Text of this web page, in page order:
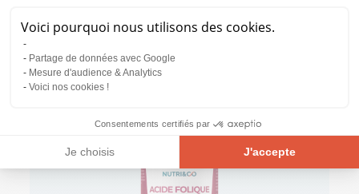
Voici pourquoi nous utilisons des cookies.
Partage de données avec Google
Mesure d'audience & Analytics
Voici nos cookies !
Consentements certifiés par
Je choisis J'accepte
Plateforme de Gestion du Consentement : Personnalisez vos
rien, pas même des dernières avancées de la
Science en matière de Nutra !